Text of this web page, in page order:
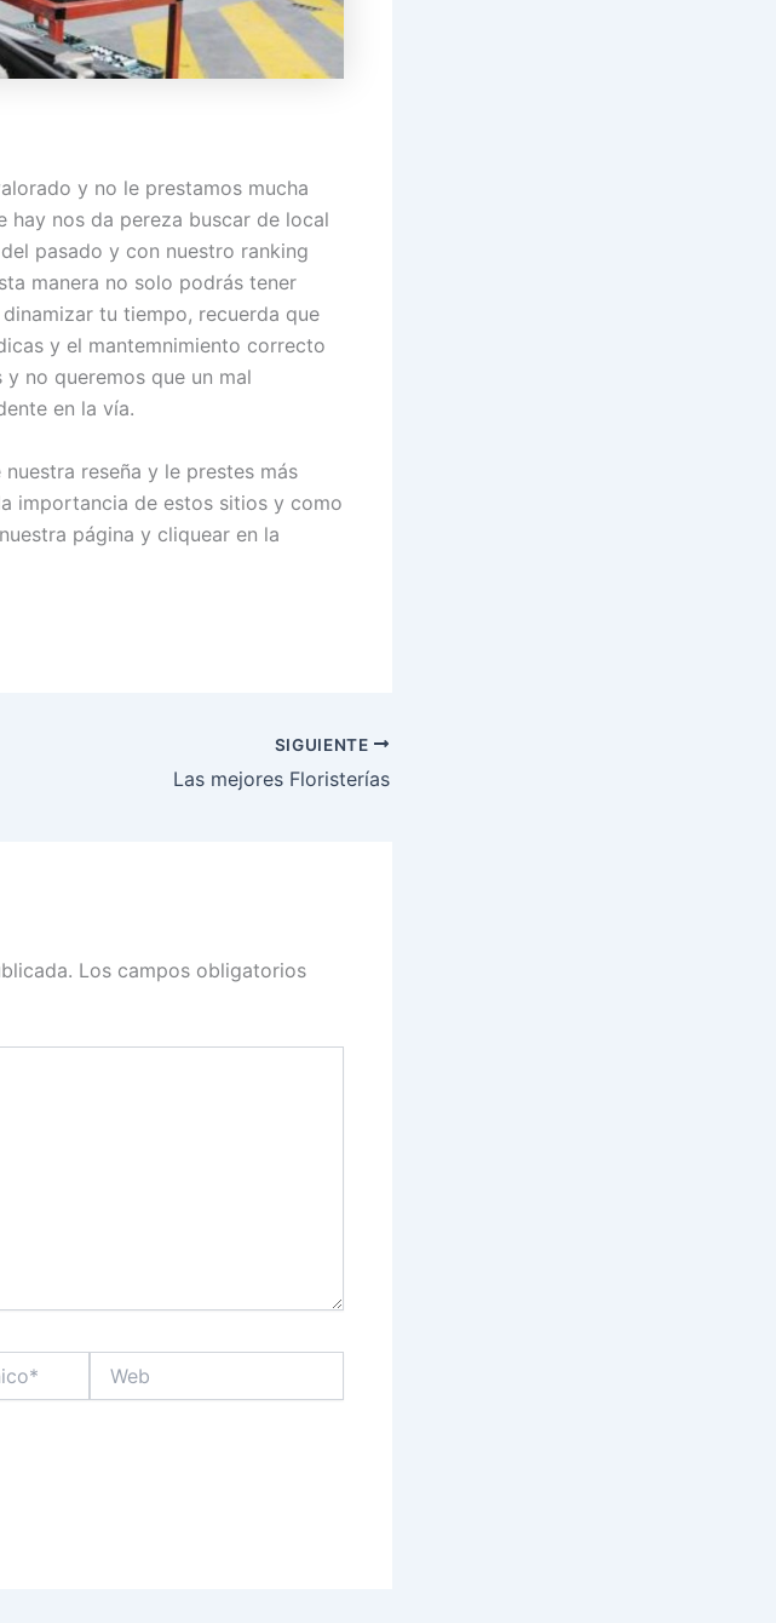
y no le prestamos mucha
hay nos da pereza buscar de local
pasado y con nuestro ranking
manera no solo podrás tener
tu tiempo, recuerda que
y el mantemnimiento correcto
no queremos que un mal
en la vía.
reseña y le prestes más
importancia de estos sitios y como
página y cliquear en la
SIGUIENTE
Las mejores Floristerías
Los campos obligatorios